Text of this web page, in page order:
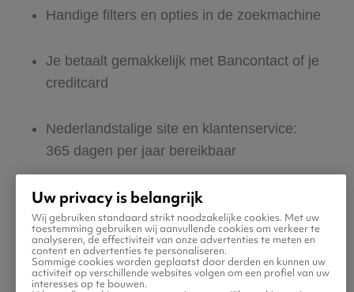
Handige filters en opties in de zoekmachine
Je betaalt gemakkelijk met Bancontact of je
creditcard
Nederlandstalige site en klantenservice:
365 dagen per jaar bereikbaar
Zeker van veilig boeken en betalen
Boek ook direct een hotel of huurauto voor
in Brussel
Uw privacy is belangrijk
Wij gebruiken standaard strikt noodzakelijke cookies. Met uw
toestemming gebruiken wij aanvullende cookies om verkeer te
analyseren, de effectiviteit van onze advertenties te meten en
content en advertenties te personaliseren.
Sommige cookies worden geplaatst door derden en kunnen uw
activiteit op verschillende websites volgen om een profiel van uw
interesses op te bouwen.